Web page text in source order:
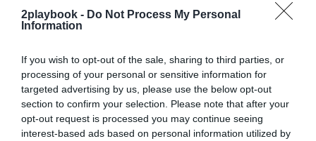
2playbook - Do Not Process My Personal
Information
If you wish to opt-out of the sale, sharing to third parties, or
processing of your personal or sensitive information for
targeted advertising by us, please use the below opt-out
section to confirm your selection. Please note that after your
opt-out request is processed you may continue seeing
interest-based ads based on personal information utilized by
que se extiende hasta 2030 y que incluye a Emporio
Armani como proveedor de la ropa de representación
que afronta su tercera temporada como patrocinador
en la trasera de la elástica.
¡Suscríbete a nuestro newsletter mensual de
Patrocinio!